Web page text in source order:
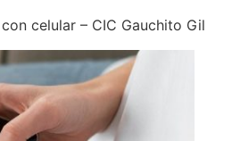
celular – CIC Gauchito Gil